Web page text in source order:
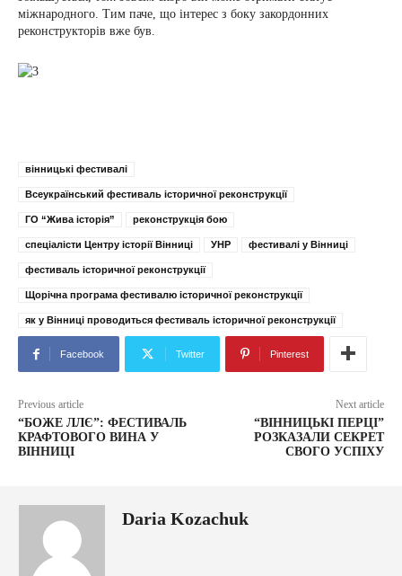
міжнародного. Тим паче, що інтерес з боку закордонних
реконструкторів вже був.
вінницькі фестивалі
Всеукраїнський фестиваль історичної реконструкції
ГО “Жива історія” реконструкція бою
спеціалісти Центру історії Вінниці УНР фестивалі у Вінниці
фестиваль історичної реконструкції
Щорічна програма фестивалю історичної реконструкції
як у Вінниці проводиться фестиваль історичної реконструкції
Facebook Twitter Pinterest
Previous article
“БОЖЕ ЛЛЄ”: ФЕСТИВАЛЬ
КРАФТОВОГО ВИНА У
ВІННИЦІ
Next article
“ВІННИЦЬКІ ПЕРЦІ”
РОЗКАЗАЛИ СЕКРЕТ
СВОГО УСПІХУ
Daria Kozachuk